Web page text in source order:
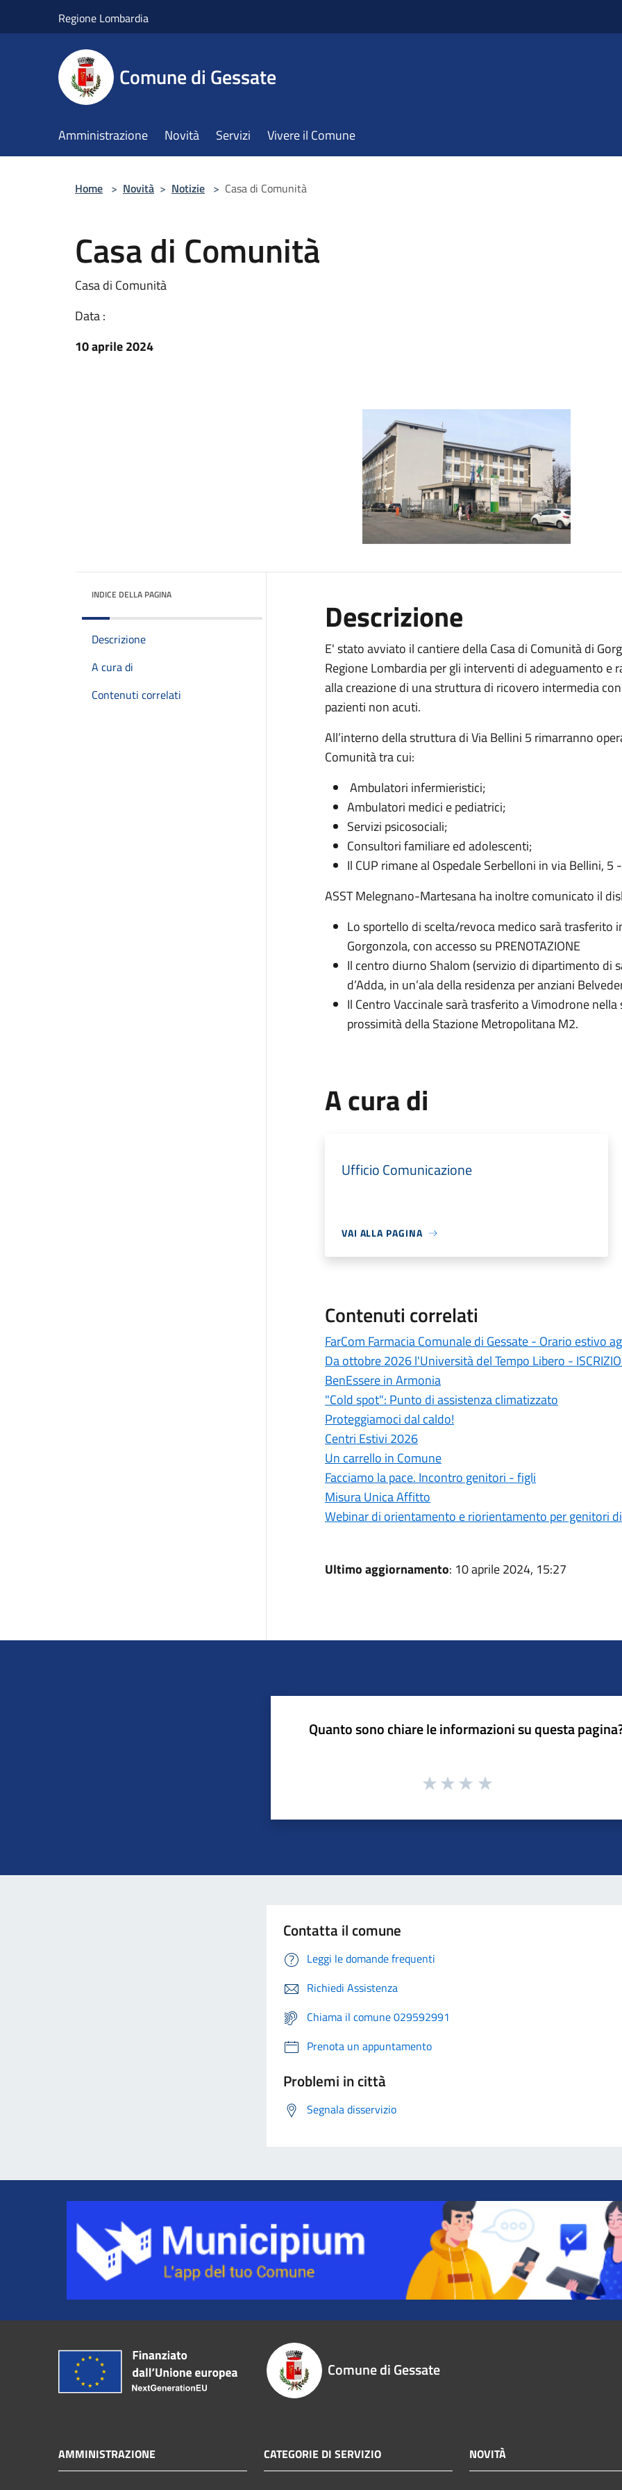
Regione Lombardia
Comune di Gessate
Amministrazione Novità Servizi Vivere il Comune
Home > Novità > Notizie > Casa di Comunità
Casa di Comunità
Casa di Comunità
Data :
10 aprile 2024
INDICE DELLA PAGINA
Descrizione
A cura di
Contenuti correlati
Descrizione
E' stato avviato il cantiere della Casa di Comunità di
Regione Lombardia per gli interventi di adeguamento e
alla creazione di una struttura di ricovero intermedia
pazienti non acuti.
All’interno della struttura di Via Bellini 5 rimarranno
Comunità tra cui:
Ambulatori infermieristici;
Ambulatori medici e pediatrici;
Servizi psicosociali;
Consultori familiare ed adolescenti;
Il CUP rimane al Ospedale Serbelloni in via Bellini, 5
ASST Melegnano-Martesana ha inoltre comunicato il
Lo sportello di scelta/revoca medico sarà trasferito
Gorgonzola, con accesso su PRENOTAZIONE
Il centro diurno Shalom (servizio di dipartimento di
d’Adda, in un’ala della residenza per anziani
Il Centro Vaccinale sarà trasferito a Vimodrone
prossimità della Stazione Metropolitana M2.
A cura di
Ufficio Comunicazione
VAI ALLA PAGINA
Contenuti correlati
FarCom Farmacia Comunale di Gessate - Orario estivo
Da ottobre 2026 l'Università del Tempo Libero -
BenEssere in Armonia
"Cold spot": Punto di assistenza climatizzato
Proteggiamoci dal caldo!
Centri Estivi 2026
Un carrello in Comune
Facciamo la pace. Incontro genitori - figli
Misura Unica Affitto
Webinar di orientamento e riorientamento per genitori
Ultimo aggiornamento: 10 aprile 2024, 15:27
Quanto sono chiare le informazioni su questa
Contatta il comune
Leggi le domande frequenti
Richiedi Assistenza
Chiama il comune 029592991
Prenota un appuntamento
Problemi in città
Segnala disservizio
Comune di Gessate
AMMINISTRAZIONE CATEGORIE DI SERVIZIO NOVITÀ